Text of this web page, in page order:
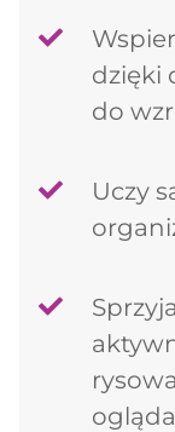
dzięki
do
Uczy